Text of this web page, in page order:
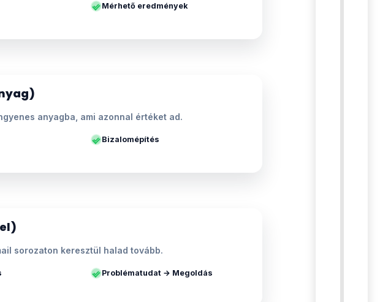
Mérhető eredmények
anyagba, ami azonnal értéket ad.
Bizalomépítés
sorozaton keresztül halad tovább.
Problématudat → Megoldás